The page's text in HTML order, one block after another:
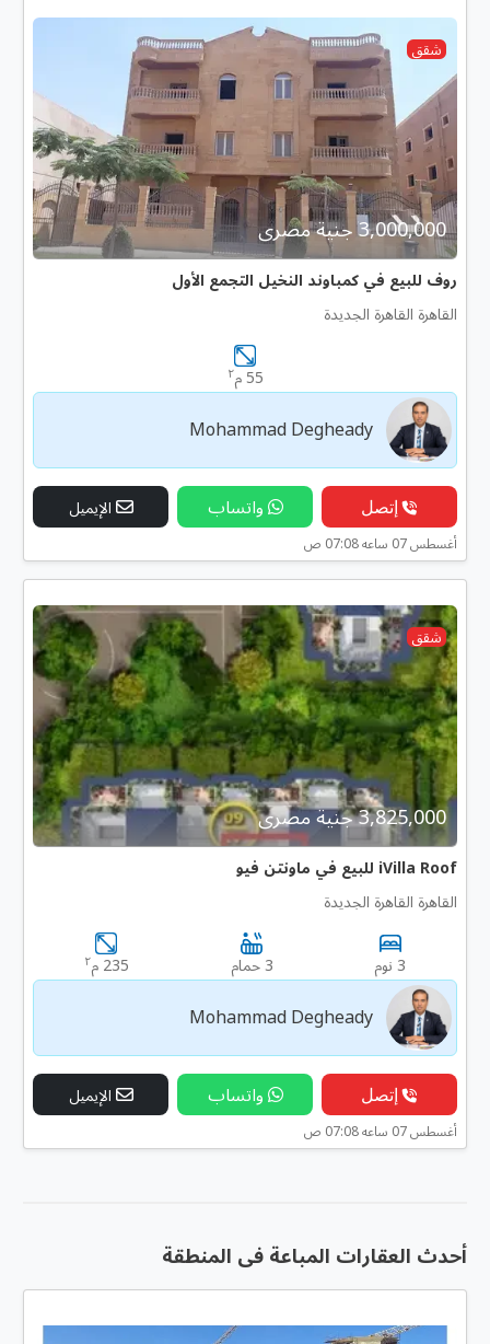
شقق
3,000,000 جنية مصرى
روف للبيع في كمباوند النخيل التجمع الأول
القاهرة القاهرة الجديدة
55 م ٢
Mohammad Degheady
إتصل واتساب الإيميل
أغسطس 07 ساعه 07:08 ص
شقق
3,825,000 جنية مصرى
iVilla Roof للبيع في ماونتن فيو
القاهرة القاهرة الجديدة
3 نوم 3 حمام 235 م ٢
Mohammad Degheady
إتصل واتساب الإيميل
أغسطس 07 ساعه 07:08 ص
أحدث العقارات المباعة فى المنطقة